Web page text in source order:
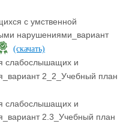
с умственной
нарушениями_вариант
(скачать)
слабослышащих и
2_2_Учебный план
слабослышащих и
2.3_Учебный план